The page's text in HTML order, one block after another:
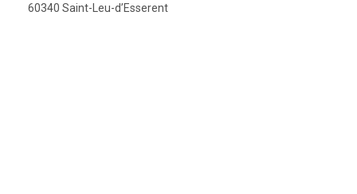
60340 Saint-Leu-d’Esserent